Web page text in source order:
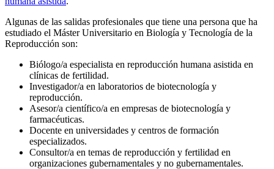
Algunas de las salidas profesionales que tiene una persona que ha
estudiado el Máster Universitario en Biología y Tecnología de la
Reproducción son:
Biólogo/a especialista en reproducción humana asistida en
clínicas de fertilidad.
Investigador/a en laboratorios de biotecnología y
reproducción.
Asesor/a científico/a en empresas de biotecnología y
farmacéuticas.
Docente en universidades y centros de formación
especializados.
Consultor/a en temas de reproducción y fertilidad en
organizaciones gubernamentales y no gubernamentales.